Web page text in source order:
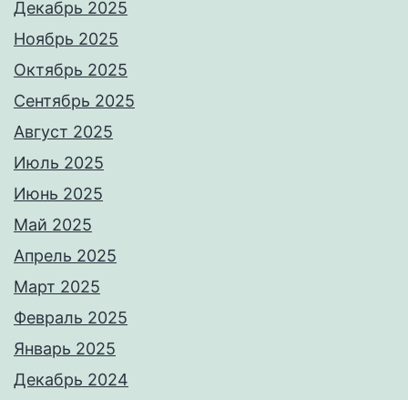
Декабрь 2025
Ноябрь 2025
Октябрь 2025
Сентябрь 2025
Август 2025
Июль 2025
Июнь 2025
Май 2025
Апрель 2025
Март 2025
Февраль 2025
Январь 2025
Декабрь 2024